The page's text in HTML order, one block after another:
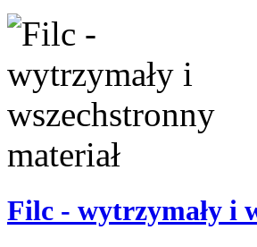
Filc - wytrzymały i